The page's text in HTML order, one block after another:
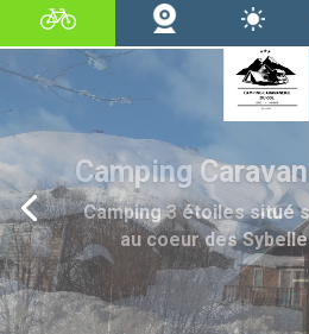
Location de
Chalets, appartements et
location